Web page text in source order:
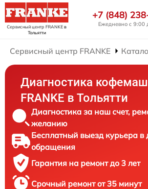
Сервисный центр FRANKEв
Тольятти
+7 (848)
Ежедневно с 9:00
Сервисный центр FRANKE
Диагностика
FRANKE в Тольятти
Диагностика за наш счет,
желанию
Бесплатный выезд курьера в
обращения
Гарантия на ремонт до 3 лет
Срочный ремонт от 35 минут